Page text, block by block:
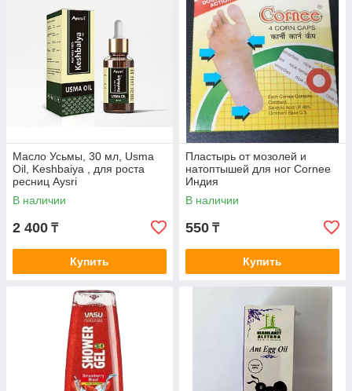
Масло Усьмы, 30 мл, Usma
Oil, Keshbaiya , для роста
ресниц Aysri
В наличии
2 400 ₸
Купить
Пластырь от мозолей и
натоптышей для ног Cornee
Индия
В наличии
550 ₸
Купить